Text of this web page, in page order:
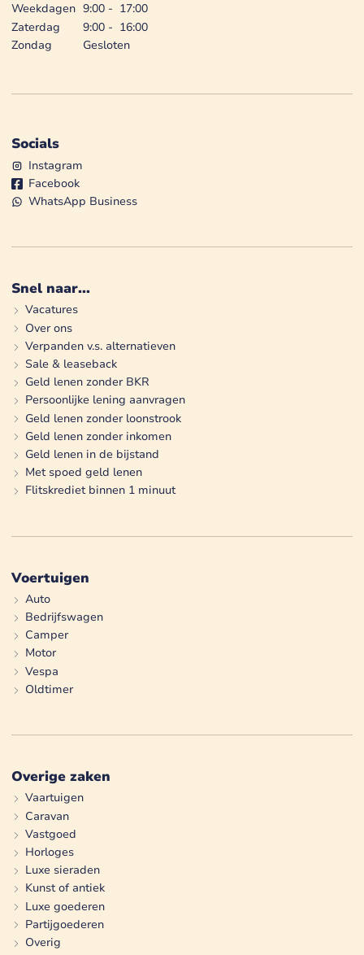
Weekdagen 9:00 - 17:00
Zaterdag
9:00 - 16:00
Zondag
Gesloten
Socials
Instagram
Facebook
WhatsApp Business
Snel naar...
Vacatures
Over ons
Verpanden v.s. alternatieven
Sale & leaseback
Geld lenen zonder BKR
Persoonlijke lening aanvragen
Geld lenen zonder loonstrook
Geld lenen zonder inkomen
Geld lenen in de bijstand
Met spoed geld lenen
Flitskrediet binnen 1 minuut
Voertuigen
Auto
Bedrijfswagen
Camper
Motor
Vespa
Oldtimer
Overige zaken
Vaartuigen
Caravan
Vastgoed
Horloges
Luxe sieraden
Kunst of antiek
Luxe goederen
Partijgoederen
Overig